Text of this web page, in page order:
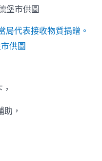
局代表接收物質捐贈。
供圖
，